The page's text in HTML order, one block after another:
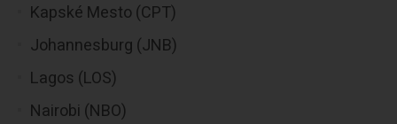
Kapské Mesto (CPT)
Johannesburg (JNB)
Lagos (LOS)
Nairobi (NBO)